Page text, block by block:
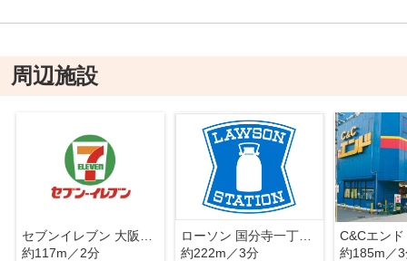
周辺施設
約117m／2分
ローソン 国分寺一丁目店
約222m／3分
C&Cエン
約185m／